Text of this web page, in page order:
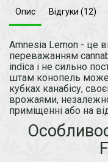
Опис Відгуки (12)
Amnesia Lemon - це
переважанням
indica і не сильно
штам конопель може
кубках канабісу,
врожаями,
приміщенні або на